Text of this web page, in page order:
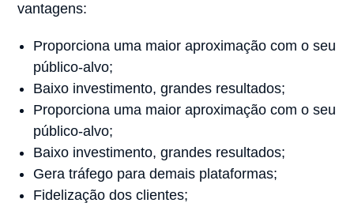
vantagens: ⠀
Proporciona uma maior aproximação com o seu
público-alvo;⠀
Baixo investimento, grandes resultados;⠀
Proporciona uma maior aproximação com o seu
público-alvo;⠀
Baixo investimento, grandes resultados;⠀
Gera tráfego para demais plataformas;⠀
Fidelização dos clientes;⠀